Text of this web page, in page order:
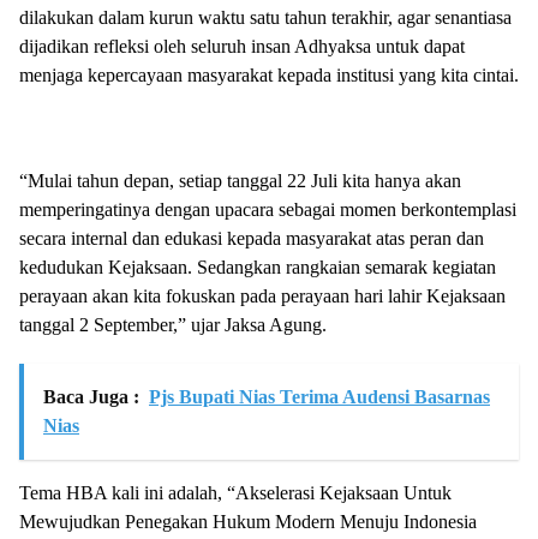
dilakukan dalam kurun waktu satu tahun terakhir, agar senantiasa
dijadikan refleksi oleh seluruh insan Adhyaksa untuk dapat
menjaga kepercayaan masyarakat kepada institusi yang kita cintai.
“Mulai tahun depan, setiap tanggal 22 Juli kita hanya akan
memperingatinya dengan upacara sebagai momen berkontemplasi
secara internal dan edukasi kepada masyarakat atas peran dan
kedudukan Kejaksaan. Sedangkan rangkaian semarak kegiatan
perayaan akan kita fokuskan pada perayaan hari lahir Kejaksaan
tanggal 2 September,” ujar Jaksa Agung.
Baca Juga : Pjs Bupati Nias Terima Audensi Basarnas
Nias
Tema HBA kali ini adalah, “Akselerasi Kejaksaan Untuk
Mewujudkan Penegakan Hukum Modern Menuju Indonesia